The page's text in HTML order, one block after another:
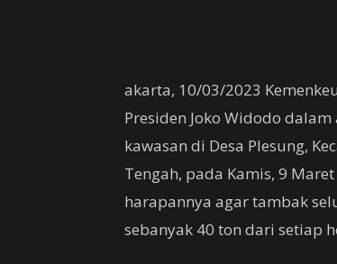
akarta, 10/03/2023
Presiden Joko Widodo
kawasan di Desa Plesung,
Tengah, pada Kamis, 9
harapannya agar tambak
sebanyak 40 ton dari setiap